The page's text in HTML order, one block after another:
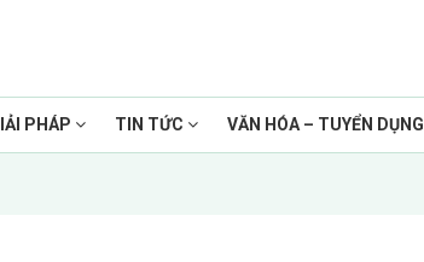
PHÁP TIN TỨC VĂN HÓA – TUYỂN DỤNG